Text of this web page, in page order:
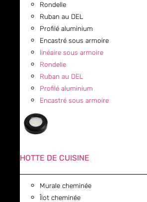
Rondelle
Ruban au DEL
Profilé aluminium
Encastré sous armoire
linéaire sous armoire
Rondelle
Ruban au DEL
Profilé aluminium
Encastré sous armoire
HOTTE DE CUISINE
Murale cheminée
Îlot cheminée